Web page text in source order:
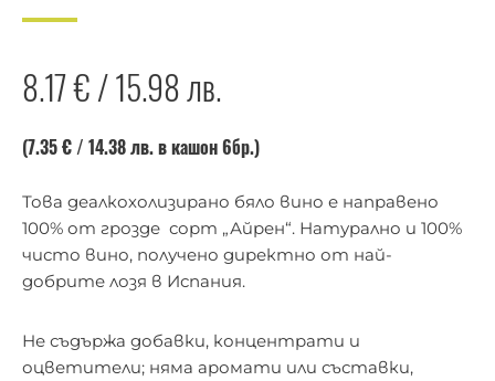
8.17€/15.98лв.
(7.35 €/ 14.38лв. в кашон 6бр.)
Това деалкохолизирано бяло вино е направено
100% от грозде сорт „Айрен“. Натурално и 100%
чисто вино, получено директно от най-
добрите лозя в Испания.
Не съдържа добавки, концентрати и
оцветители; няма аромати или съставки,